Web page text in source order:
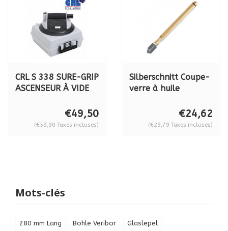
CRL S 338 SURE-GRIP
ASCENSEUR À VIDE
€49,50
(€59,90 Taxes incluses)
Silberschnitt Coupe-
verre à huile
€24,62
(€29,79 Taxes incluses)
Mots-clés
280 mm Lang Bohle Veribor Glaslepel